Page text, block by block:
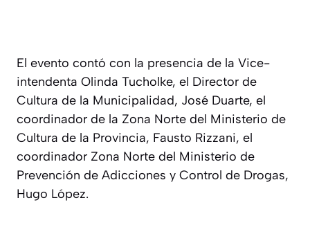
El evento contó con la presencia de la Vice-
intendenta Olinda Tucholke, el Director de
Cultura de la Municipalidad, José Duarte, el
coordinador de la Zona Norte del Ministerio de
Cultura de la Provincia, Fausto Rizzani, el
coordinador Zona Norte del Ministerio de
Prevención de Adicciones y Control de Drogas,
Hugo López.